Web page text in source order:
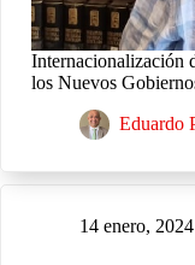
Internacionalización
los Nuevos
Eduardo
14 enero, 2024